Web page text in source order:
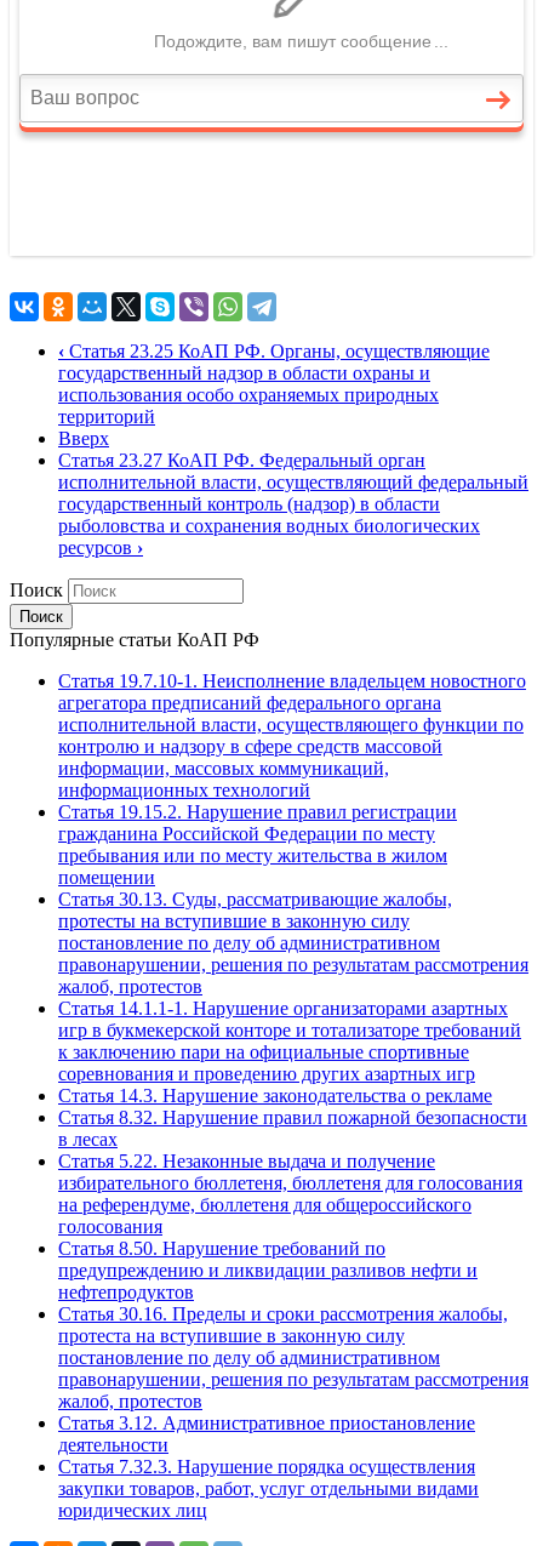
‹ Статья 23.25 КоАП РФ. Органы, осуществляющие
государственный надзор в области охраны и
использования особо охраняемых природных
территорий
Вверх
Статья 23.27 КоАП РФ. Федеральный орган
исполнительной власти, осуществляющий федеральный
государственный контроль (надзор) в области
рыболовства и сохранения водных биологических
ресурсов ›
Поиск
Популярные статьи КоАП РФ
Статья 19.7.10-1. Неисполнение владельцем новостного
агрегатора предписаний федерального органа
исполнительной власти, осуществляющего функции по
контролю и надзору в сфере средств массовой
информации, массовых коммуникаций,
информационных технологий
Статья 19.15.2. Нарушение правил регистрации
гражданина Российской Федерации по месту
пребывания или по месту жительства в жилом
помещении
Статья 30.13. Суды, рассматривающие жалобы,
протесты на вступившие в законную силу
постановление по делу об административном
правонарушении, решения по результатам рассмотрения
жалоб, протестов
Статья 14.1.1-1. Нарушение организаторами азартных
игр в букмекерской конторе и тотализаторе требований
к заключению пари на официальные спортивные
соревнования и проведению других азартных игр
Статья 14.3. Нарушение законодательства о рекламе
Статья 8.32. Нарушение правил пожарной безопасности
в лесах
Статья 5.22. Незаконные выдача и получение
избирательного бюллетеня, бюллетеня для голосования
на референдуме, бюллетеня для общероссийского
голосования
Статья 8.50. Нарушение требований по
предупреждению и ликвидации разливов нефти и
нефтепродуктов
Статья 30.16. Пределы и сроки рассмотрения жалобы,
протеста на вступившие в законную силу
постановление по делу об административном
правонарушении, решения по результатам рассмотрения
жалоб, протестов
Статья 3.12. Административное приостановление
деятельности
Статья 7.32.3. Нарушение порядка осуществления
закупки товаров, работ, услуг отдельными видами
юридических лиц